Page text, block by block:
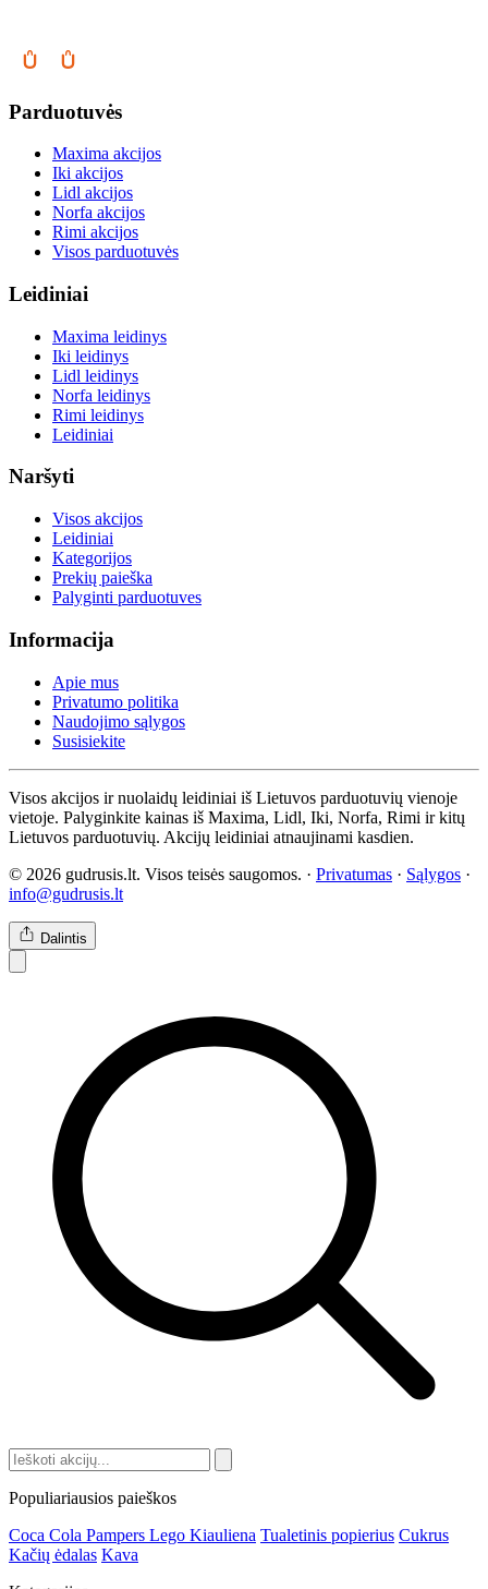
Parduotuvės
Maxima akcijos
Iki akcijos
Lidl akcijos
Norfa akcijos
Rimi akcijos
Visos parduotuvės
Leidiniai
Maxima leidinys
Iki leidinys
Lidl leidinys
Norfa leidinys
Rimi leidinys
Leidiniai
Naršyti
Visos akcijos
Leidiniai
Kategorijos
Prekių paieška
Palyginti parduotuves
Informacija
Apie mus
Privatumo politika
Naudojimo sąlygos
Susisiekite
Visos akcijos ir nuolaidų leidiniai iš Lietuvos parduotuvių vienoje
vietoje. Palyginkite kainas iš Maxima, Lidl, Iki, Norfa, Rimi ir kitų
Lietuvos parduotuvių. Akcijų leidiniai atnaujinami kasdien.
© 2026 gudrusis.lt. Visos teisės saugomos. · Privatumas · Sąlygos ·
info@gudrusis.lt
Dalintis
Populiariausios paieškos
Coca Cola Pampers Lego Kiauliena Tualetinis popierius Cukrus
Kačių ėdalas Kava